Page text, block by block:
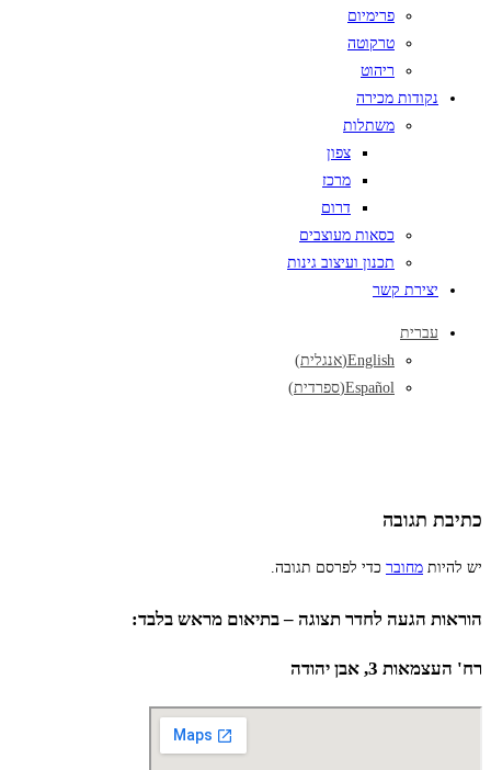
פרימיום
טרקוטה
ריהוט
נקודות מכירה
משתלות
צפון
מרכז
דרום
כסאות מעוצבים
תכנון ועיצוב גינות
יצירת קשר
עברית
English
(אנגלית)
Español
(ספרדית)
כתיבת תגובה
יש להיות מחובר כדי לפרסם תגובה.
הוראות הגעה לחדר תצוגה – בתיאום מראש בלבד:
רח' העצמאות 3, אבן יהודה